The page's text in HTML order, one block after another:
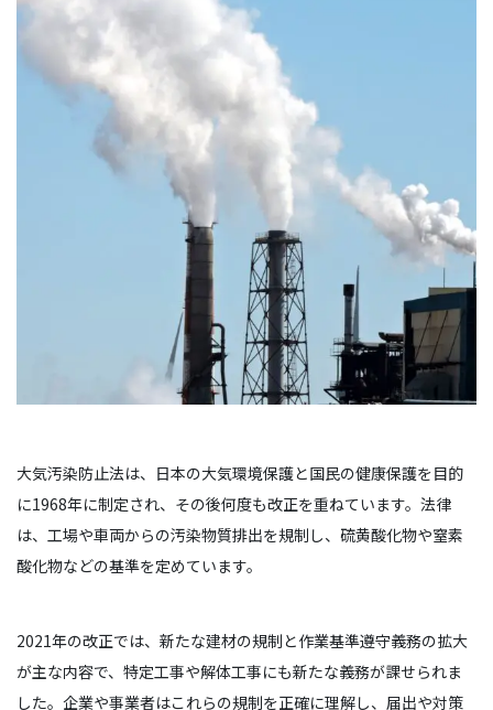
大気汚染防止法は、日本の大気環境保護と国民の健康保護を目的
に1968年に制定され、その後何度も改正を重ねています。法律
は、工場や車両からの汚染物質排出を規制し、硫黄酸化物や窒素
酸化物などの基準を定めています。
2021年の改正では、新たな建材の規制と作業基準遵守義務の拡大
が主な内容で、特定工事や解体工事にも新たな義務が課せられま
した。企業や事業者はこれらの規制を正確に理解し、届出や対策